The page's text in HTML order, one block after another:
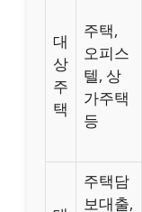
대
상
주
택
주택,
오피스
텔, 상
가주택
등
주택담
보대출,